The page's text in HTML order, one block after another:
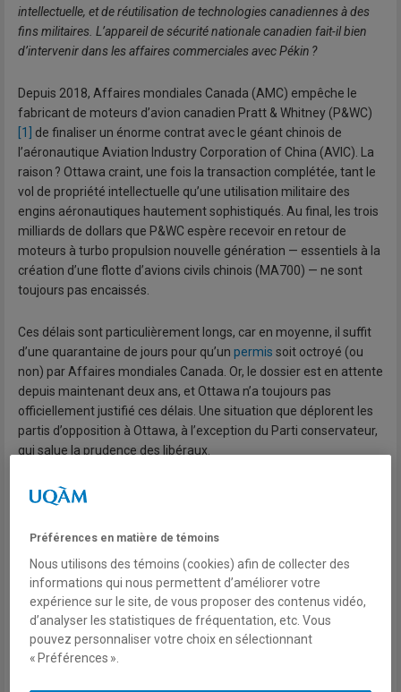
intellectuelle, et de réutilisation de technologies canadiennes à des
fins militaires. L’appareil de sécurité nationale canadien fait-il bien
d’intervenir dans les affaires commerciales avec Pékin ?
Depuis 2018, Affaires mondiales Canada (AMC) empêche le
fabricant de moteurs d’avion canadien Pratt & Whitney (P&WC)
[1]
de finaliser un énorme contrat avec le géant chinois de
l’aéronautique Aviation Industry Corporation of China (AVIC). La
raison ? Ottawa craint, une fois la transaction complétée, tant le
vol de propriété intellectuelle qu’une utilisation militaire des
engins aéronautiques hautement sophistiqués. Au final, les trois
milliards de dollars que P&WC espère recevoir en retour de
moteurs à turbo propulsion nouvelle génération — essentiels à la
création d’une flotte d’avions civils chinois (MA700) — ne sont
toujours pas encaissés.
Ces délais sont particulièrement longs, car en moyenne, il suffit
d’une quarantaine de jours pour qu’un permis soit octroyé (ou
non) par Affaires mondiales Canada. Or, le dossier est en attente
depuis maintenant deux ans, et Ottawa n’a toujours pas
officiellement justifié ces délais. Une situation que déplorent les
partis d’opposition à Ottawa, à l’exception du Parti conservateur,
qui salue la prudence des libéraux.
Rappelons-nous que ce n’est pas la première fois qu’Ottawa
bloqué le
de la compagnie de construction Aecon par
examen approfondi de la transaction exigé par laLoi sur
Investissement Canada, le gouvernement avait conclu que le
rachat, évalué à 1,5 milliard de dollars, contrevenait aux intérêts
nationaux et comportait des risques pour la sécurité nationale.
Préférences en matière de témoins
Nous utilisons des témoins (cookies) afin de collecter des
informations qui nous permettent d’améliorer votre
expérience sur le site, de vous proposer des contenus vidéo,
d’analyser les statistiques de fréquentation, etc. Vous
pouvez personnaliser votre choix en sélectionnant
« Préférences ».